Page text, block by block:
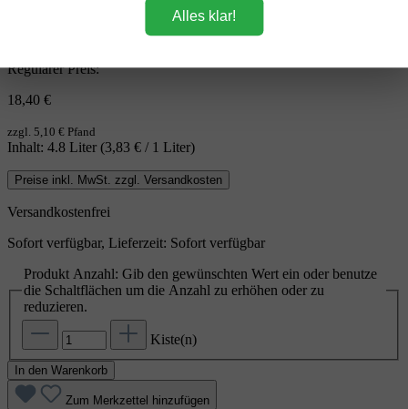
Regulärer Preis:
18,40 €
zzgl. 5,10 € Pfand
Inhalt: 4.8 Liter (3,83 € / 1 Liter)
Preise inkl. MwSt. zzgl. Versandkosten
Versandkostenfrei
Sofort verfügbar, Lieferzeit: Sofort verfügbar
Produkt Anzahl: Gib den gewünschten Wert ein oder benutze
die Schaltflächen um die Anzahl zu erhöhen oder zu
reduzieren.
Kiste(n)
In den Warenkorb
Zum Merkzettel hinzufügen
Alles klar!